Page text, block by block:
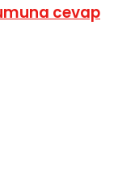
cevap